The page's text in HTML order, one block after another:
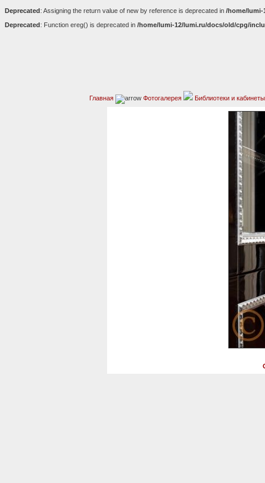
Deprecated: Assigning the return value of new by reference is deprecated in /home/lumi-
Deprecated: Function ereg() is deprecated in /home/lumi-12/lumi.ru/docs/old/cpg/
Главная Фотогалерея Библиотеки и кабинеты